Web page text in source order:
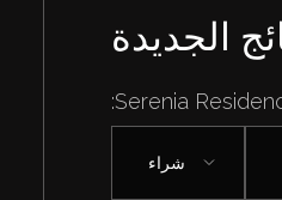
الجديدة
شراء